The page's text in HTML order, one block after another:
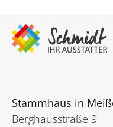
Stammhaus in
Berghausstraße 9